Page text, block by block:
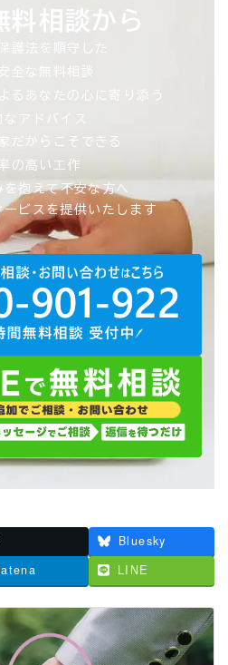
料相談から
護法を順守した
全な無料相談
るあなたの心に寄り添う
なアドバイス
だからこそできる
の高い工作
抱えて不安な方へ
ービスを提供いたします
Bluesky
LINE